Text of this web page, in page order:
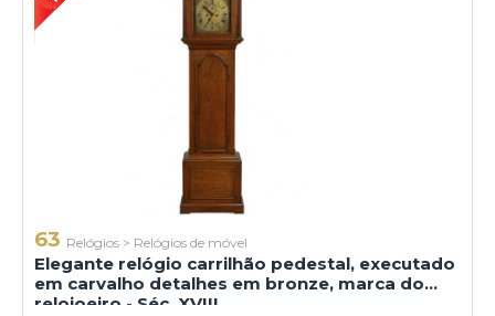
63 Relógios > Relógios de móvel
Elegante relógio carrilhão pedestal, executado
em carvalho detalhes em bronze, marca do
relojoeiro - Séc. XVIII